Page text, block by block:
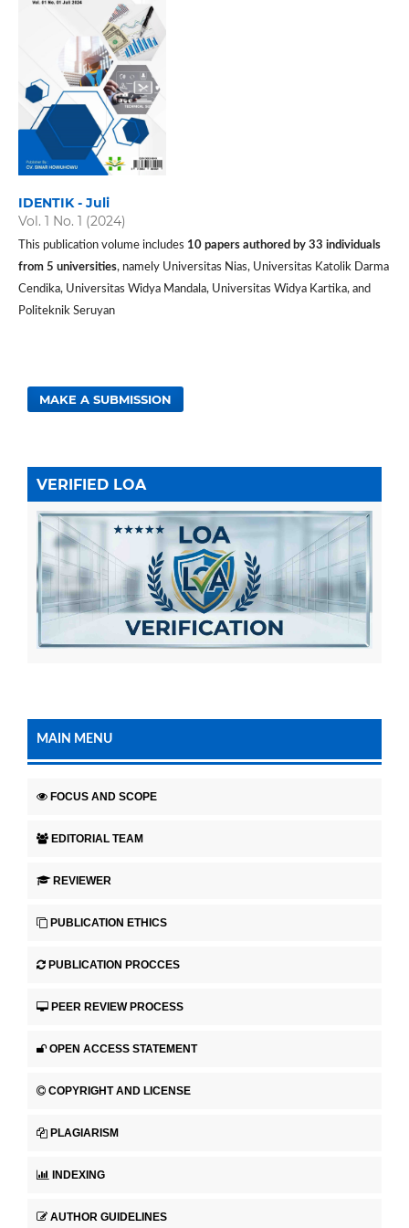
IDENTIK - Juli
Vol. 1 No. 1 (2024)
This publication volume includes 10 papers authored by 33 individuals
from 5 universities, namely Universitas Nias, Universitas Katolik Darma
Cendika, Universitas Widya Mandala, Universitas Widya Kartika, and
Politeknik Seruyan
MAKE A SUBMISSION
VERIFIED LOA
MAIN MENU
FOCUS AND SCOPE
EDITORIAL TEAM
REVIEWER
PUBLICATION ETHICS
PUBLICATION PROCCES
PEER REVIEW PROCESS
OPEN ACCESS STATEMENT
COPYRIGHT AND LICENSE
PLAGIARISM
INDEXING
AUTHOR GUIDELINES